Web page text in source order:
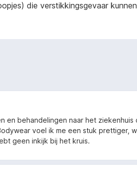
die verstikkingsgevaar
en behandelingen naar het
voel ik me een stuk prettiger,
geen inkijk bij het kruis.